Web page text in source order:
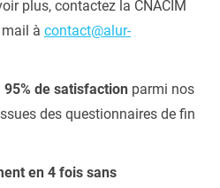
plus, contactez la CNACIM
à contact@alur-
95% de satisfaction parmi nos
des questionnaires de fin
en 4 fois sans